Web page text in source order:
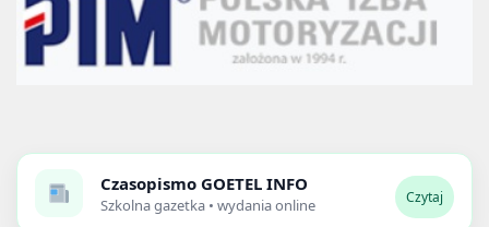
Czasopismo GOETEL INFO
Szkolna gazetka • wydania online Czytaj